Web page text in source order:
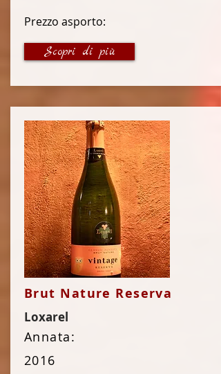
Prezzo asporto:
19 €Scopri di più
Brut Nature Reserva
Loxarel
Annata:
2016